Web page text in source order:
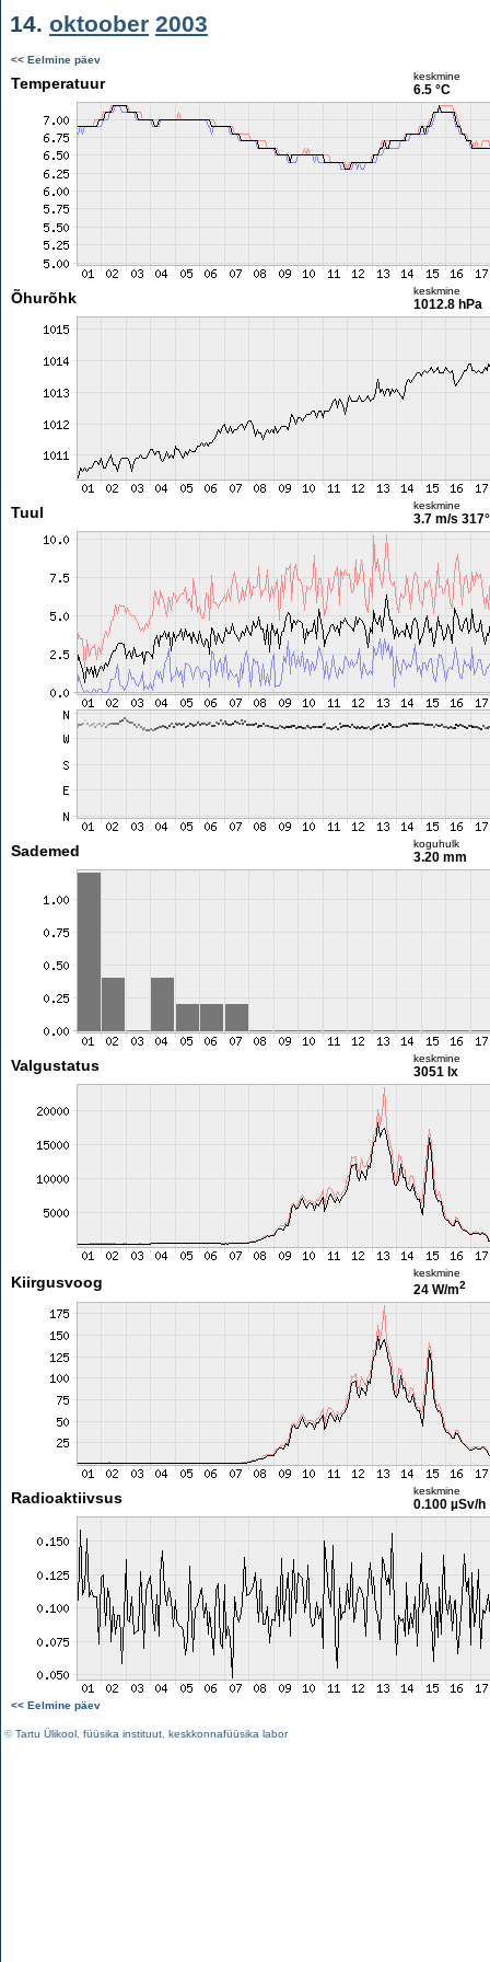
14. oktoober 2003
<< Eelmine päev
Temperatuur keskmine
6.5 °C
Õhurõhk keskmine
1012.8 hPa
Tuul keskmine
3.7 m/s 317°
Sademed koguhulk
3.20 mm
Valgustatus keskmine
3051 lx
Kiirgusvoog
keskmine
24 W/m2
Radioaktiivsus keskmine
0.100 µSv/h
<< Eelmine päev
©Tartu Ülikool füüsika instituut keskkonnafüüsika labor